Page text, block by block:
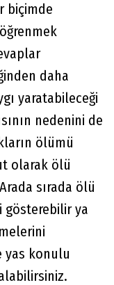
biçimde
daha
yaratabileceği
nedenini de
ölümü
olarak ölü
sırada ölü
gösterebilir ya
yas konulu